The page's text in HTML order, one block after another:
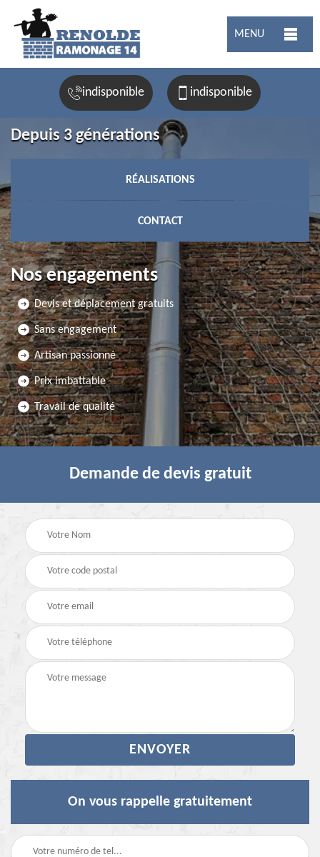
MENU
indisponible indisponible
Depuis 3 générations
RÉALISATIONS
CONTACT
Nos engagements
Devis et déplacement gratuits
Sans engagement
Artisan passionné
Prix imbattable
Travail de qualité
Demande de devis gratuit
On vous rappelle gratuitement